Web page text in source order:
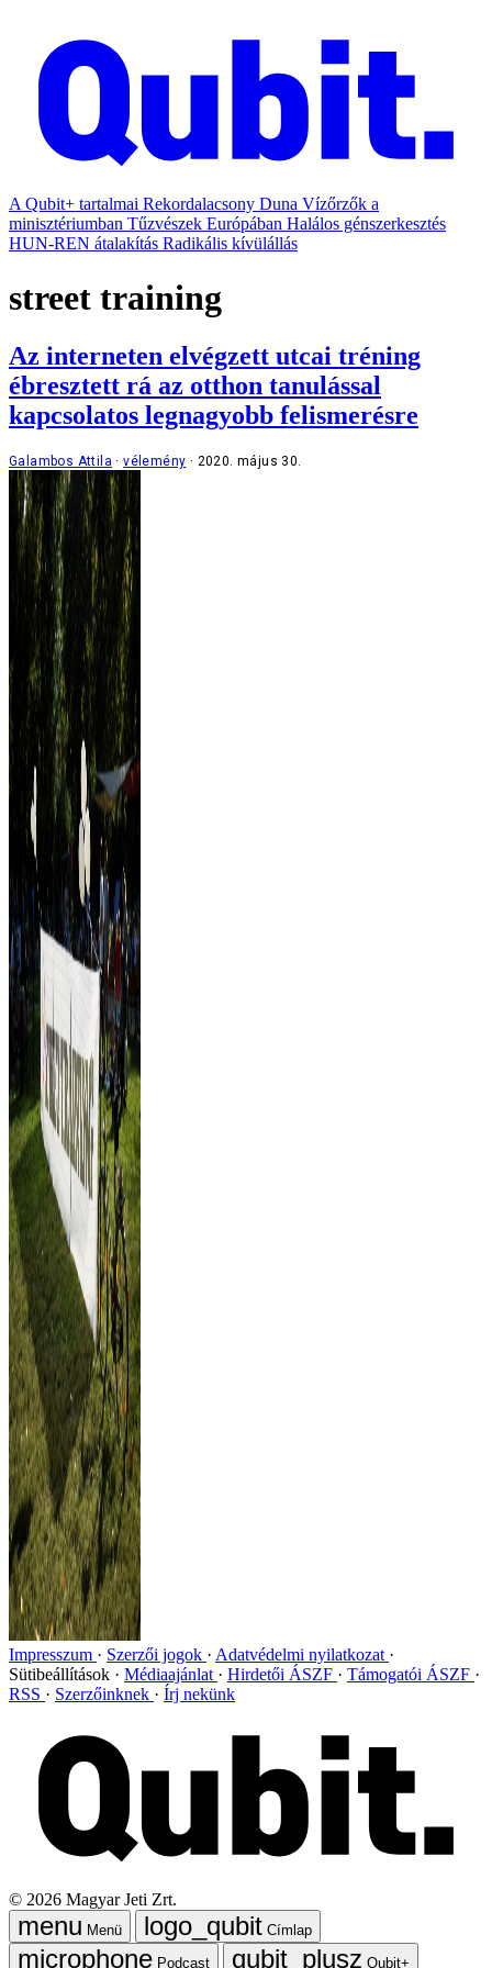
A Qubit+ tartalmai Rekordalacsony Duna Vízőrzők a
minisztériumban Tűzvészek Európában Halálos génszerkesztés
HUN-REN átalakítás Radikális kívülállás
street training
Az interneten elvégzett utcai tréning
ébresztett rá az otthon tanulással
kapcsolatos legnagyobb felismerésre
Galambos Attila vélemény 2020. május 30.
Impresszum Szerzői jogok
Adatvédelmi nyilatkozat
Sütibeállítások
Médiaajánlat Hirdetői ÁSZF
Támogatói ÁSZF
RSS
Szerzőinknek Írj nekünk
© 2026 Magyar Jeti Zrt.
Menü
Címlap
Podcast
Qubit+